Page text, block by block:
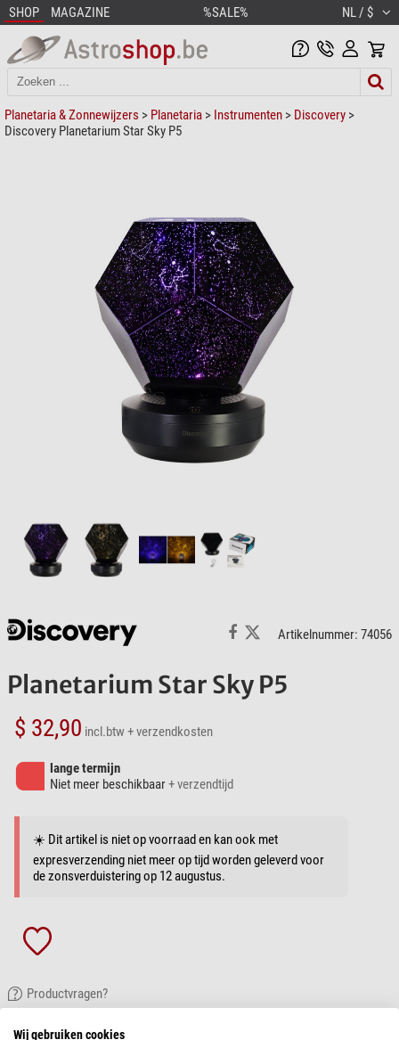
SHOP MAGAZINE %SALE% NL / $
Planetaria & Zonnewijzers > Planetaria > Instrumenten > Discovery >
Discovery Planetarium Star Sky P5
Artikelnummer: 74056
Planetarium Star Sky P5
$ 32,90 incl.btw+ verzendkosten
lange termijn
Niet meer beschikbaar+ verzendtijd
☀️ Dit artikel is niet op voorraad en kan ook met
expresverzending niet meer op tijd worden geleverd voor
de zonsverduistering op 12 augustus.
Productvragen?
Wij gebruiken cookies